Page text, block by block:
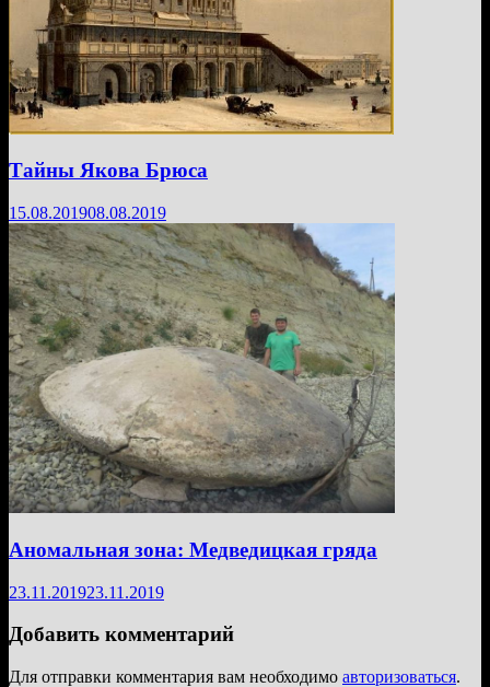
Тайны Якова Брюса
15.08.201908.08.2019
Аномальная зона: Медведицкая гряда
23.11.201923.11.2019
Добавить комментарий
Для отправки комментария вам необходимо авторизоваться.